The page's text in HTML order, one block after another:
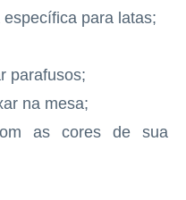
para latas;
parafusos;
na mesa;
as cores de sua